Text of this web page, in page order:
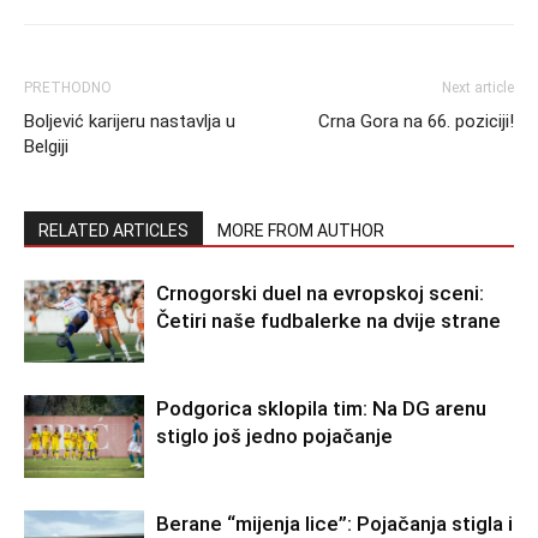
PRETHODNO
Boljević karijeru nastavlja u
Belgiji
Next article
Crna Gora na 66. poziciji!
RELATED ARTICLES MORE FROM AUTHOR
Crnogorski duel na evropskoj sceni:
Četiri naše fudbalerke na dvije strane
Podgorica sklopila tim: Na DG arenu
stiglo još jedno pojačanje
Berane “mijenja lice”: Pojačanja stigla i